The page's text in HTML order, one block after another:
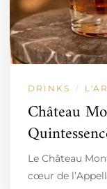
DRINKS /
Château
Le Château
cœur de